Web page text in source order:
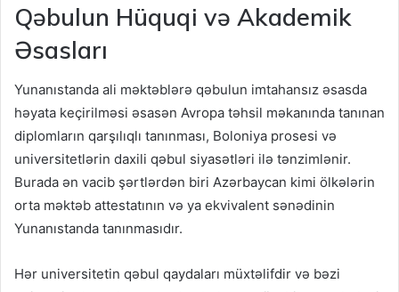
Qəbulun Hüquqi və Akademik
Əsasları
Yunanıstanda ali məktəblərə qəbulun imtahansız əsasda
həyata keçirilməsi əsasən Avropa təhsil məkanında tanınan
diplomların qarşılıqlı tanınması, Boloniya prosesi və
universitetlərin daxili qəbul siyasətləri ilə tənzimlənir.
Burada ən vacib şərtlərdən biri Azərbaycan kimi ölkələrin
orta məktəb attestatının və ya ekvivalent sənədinin
Yunanıstanda tanınmasıdır.
Hər universitetin qəbul qaydaları müxtəlifdir və bəzi